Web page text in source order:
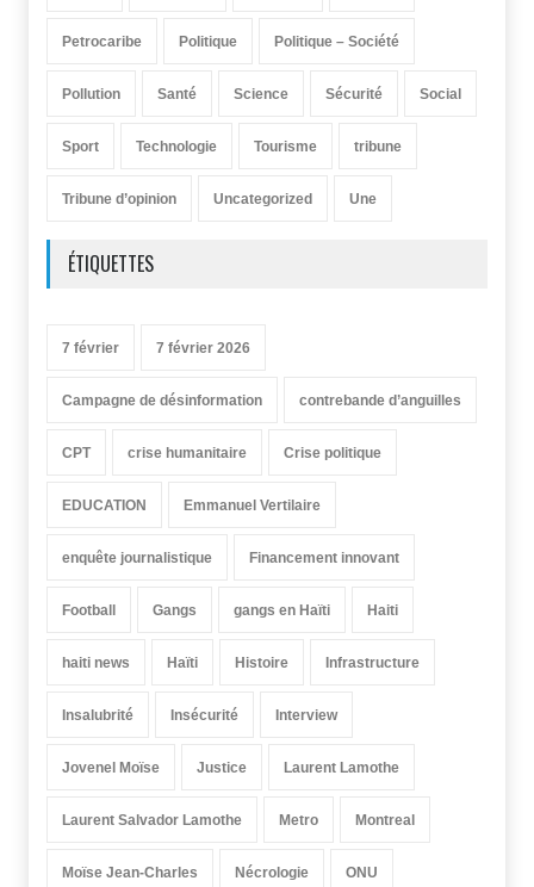
Petrocaribe Politique Politique – Société
Pollution Santé Science Sécurité Social
Sport Technologie Tourisme tribune
Tribune d’opinion Uncategorized Une
ÉTIQUETTES
7 février 7 février 2026
Campagne de désinformation contrebande d’anguilles
CPT crise humanitaire Crise politique
EDUCATION Emmanuel Vertilaire
enquête journalistique Financement innovant
Football Gangs gangs en Haïti Haiti
haiti news Haïti Histoire Infrastructure
Insalubrité Insécurité Interview
Jovenel Moïse Justice Laurent Lamothe
Laurent Salvador Lamothe Metro Montreal
Moïse Jean-Charles Nécrologie ONU